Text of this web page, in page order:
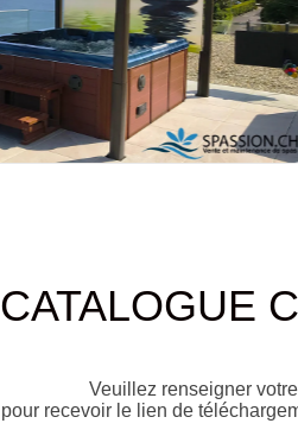
CATALOGUE
Veuillez renseigner votre
pour recevoir le lien de